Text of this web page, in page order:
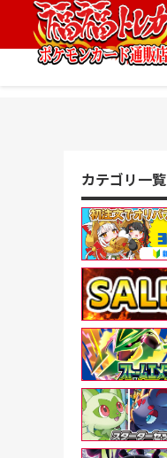
カテゴリ一覧